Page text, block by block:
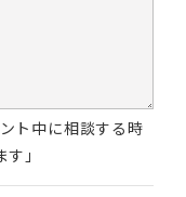
ト中に相談する時
」